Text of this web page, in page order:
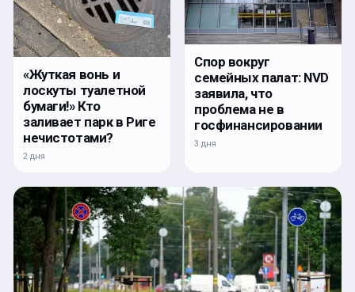
«Жуткая вонь и
лоскуты туалетной
бумаги!» Кто
заливает парк в Риге
нечистотами?
2 дня
Спор вокруг
семейных палат: NVD
заявила, что
проблема не в
госфинансировании
3 дня